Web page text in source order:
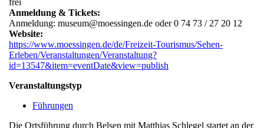
frei
Anmeldung & Tickets:
Anmeldung: museum@moessingen.de oder 0 74 73 / 27 20 12
Website:
https://www.moessingen.de/de/Freizeit-Tourismus/Sehen-
Erleben/Veranstaltungen/Veranstaltung?
id=13547&item=eventDate&view=publish
Veranstaltungstyp
Führungen
Die Ortsführung durch Belsen mit Matthias Schlegel startet an der